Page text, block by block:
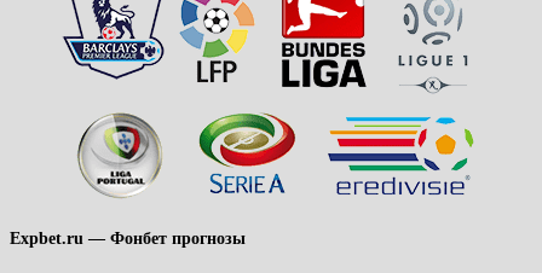
Expbet.ru — Фонбет прогнозы